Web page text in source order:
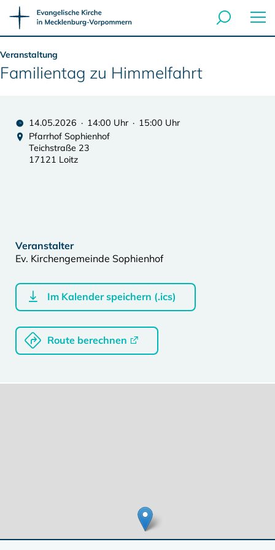
Veranstaltung
Familientag zu Himmelfahrt
14.05.2026 · 14:00 Uhr · 15:00 Uhr
Pfarrhof Sophienhof
Teichstraße 23
17121 Loitz
Veranstalter
Ev. Kirchengemeinde Sophienhof
Im Kalender speichern (.ics)
Route berechnen